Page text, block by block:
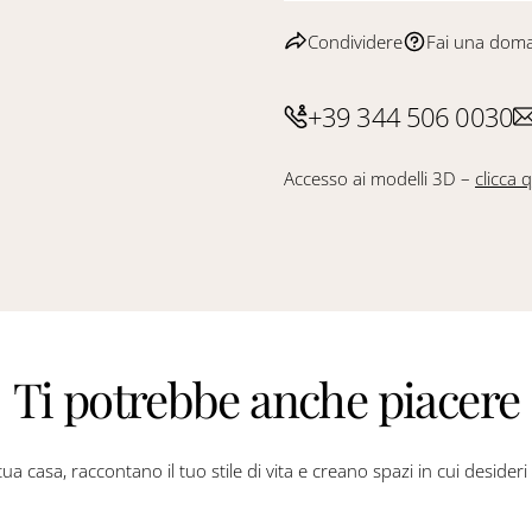
Condividere Fai una
+39 344 506 0030
Accesso ai modelli 3D – clicca
Ti potrebbe anche piacere
casa, raccontano il tuo stile di vita e creano spazi in cui